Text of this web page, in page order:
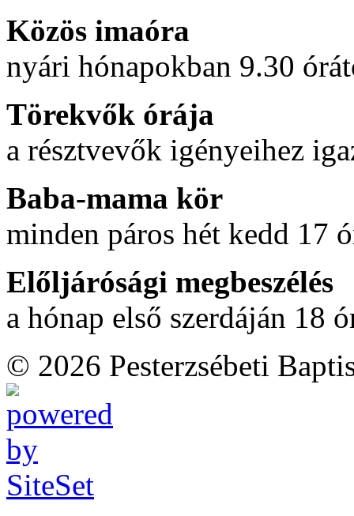
Közös imaóra
nyári hónapokban 9.30
Törekvők órája
a résztvevők igényeihez
Baba-mama kör
minden páros hét kedd 17
Előljárósági megbeszélés
a hónap első szerdáján 18
© 2026 Pesterzsébeti